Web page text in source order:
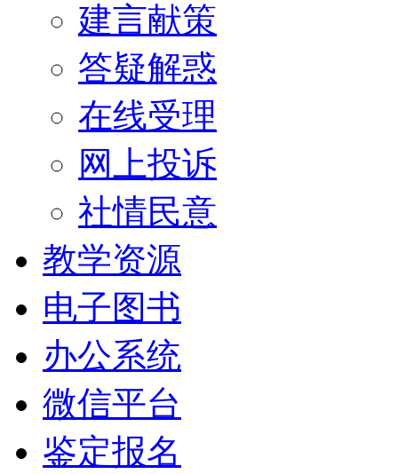
建言献策
答疑解惑
在线受理
网上投诉
社情民意
教学资源
电子图书
办公系统
微信平台
鉴定报名